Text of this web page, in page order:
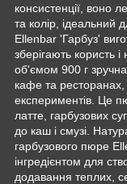
консистенції, воно
та колір, ідеальний
Ellenbar 'Гарбуз'
зберігають користь
об'ємом 900 г
кафе та ресторанах,
експериментів. Це
латте, гарбузових
до каш і смузі.
гарбузового пюре
інгредієнтом для
додавання теплих,